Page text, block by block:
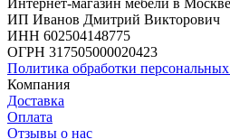
Интернет-магазин мебели в
ИП Иванов Дмитрий Викторович
ИНН 602504148775
ОГРН 317505000020423
Политика обработки
Компания
Доставка
Оплата
Отзывы о нас